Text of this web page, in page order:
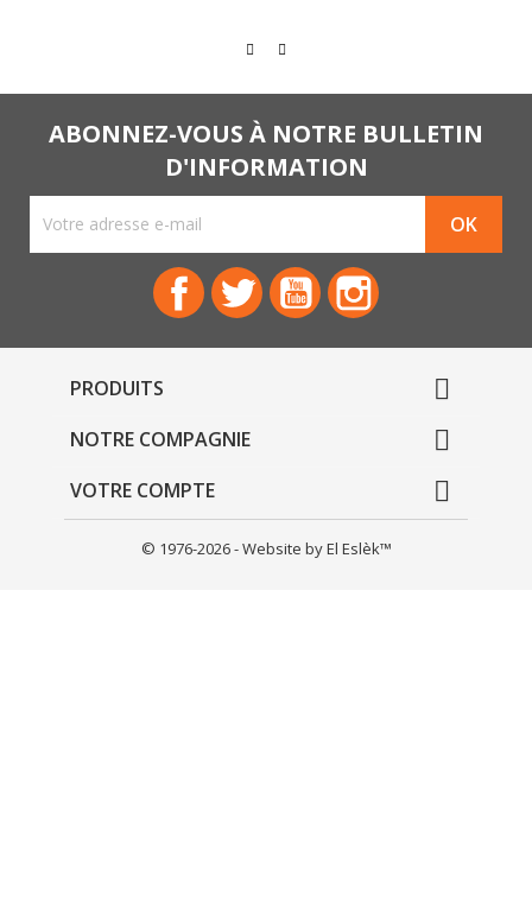
ABONNEZ-VOUS À NOTRE BULLETIN
D'INFORMATION
FacebookTwitter YouTube
PRODUITS 
NOTRE COMPAGNIE 
VOTRE COMPTE 
© 1976-2026 - Website by El Eslèk™